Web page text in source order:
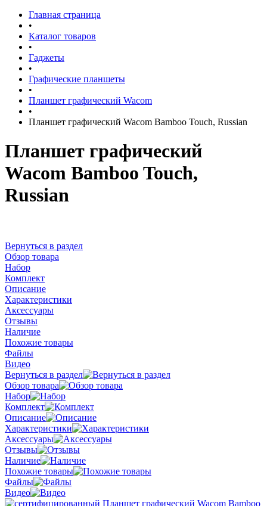
Главная страница
•
Каталог товаров
•
Гаджеты
•
Графические планшеты
•
Планшет графический Wacom
•
Планшет графический Wacom Bamboo Touch, Russian
Планшет графический
Wacom Bamboo Touch,
Russian
Вернуться в раздел
Обзор товара
Набор
Комплект
Описание
Характеристики
Аксессуары
Отзывы
Наличие
Похожие товары
Файлы
Видео
Вернуться в раздел
Обзор товара
Набор
Комплект
Описание
Характеристики
Аксессуары
Отзывы
Наличие
Похожие товары
Файлы
Видео